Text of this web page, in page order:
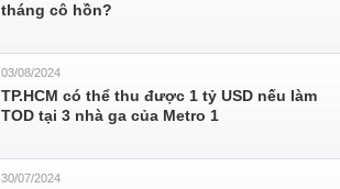
tháng cô hồn?
03/08/2024
TP.HCM có thể thu được 1 tỷ USD nếu làm
TOD tại 3 nhà ga của Metro 1
30/07/2024